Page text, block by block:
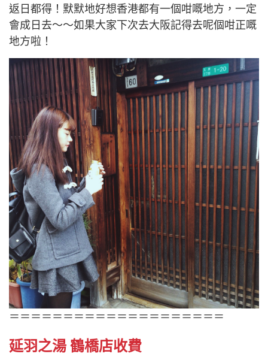
返日都得！默默地好想香港都有一個咁嘅地方，一定
會成日去～～如果大家下次去大阪記得去呢個咁正嘅
地方啦！
＝＝＝＝＝＝＝＝＝＝＝＝＝＝＝＝＝＝＝＝
延羽之湯 鶴橋店收費